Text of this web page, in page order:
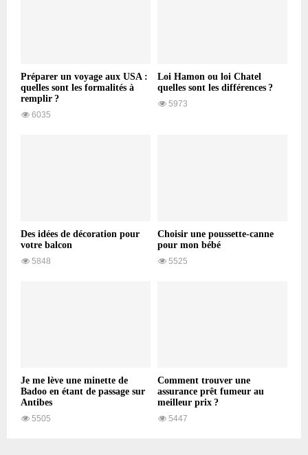
Préparer un voyage aux USA :
quelles sont les formalités à
remplir ?
6035
Loi Hamon ou loi Chatel
quelles sont les différences ?
5973
Des idées de décoration pour
votre balcon
5848
Choisir une poussette-canne
pour mon bébé
5525
Je me lève une minette de
Badoo en étant de passage sur
Antibes
5505
Comment trouver une
assurance prêt fumeur au
meilleur prix ?
5447